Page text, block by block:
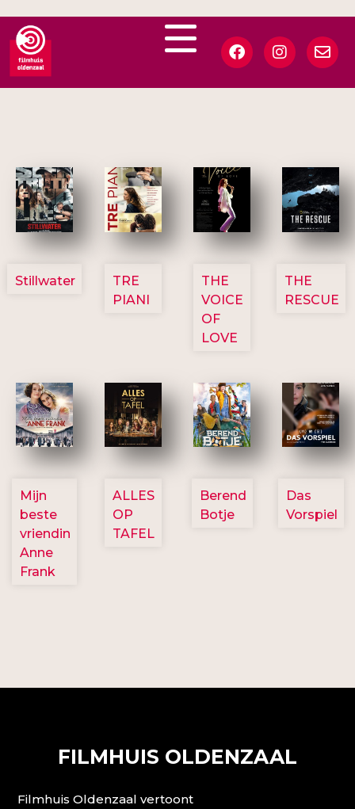
3123
Stillwater
3129
TRE
PIANI
3135
THE
VOICE
OF
LOVE
3148
THE
RESCUE
2757
Mijn
beste
vriendin
Anne
Frank
3154
ALLES
OP
TAFEL
2799
Berend
Botje
2777
Das
Vorspiel
FILMHUIS OLDENZAAL
Filmhuis Oldenzaal vertoont